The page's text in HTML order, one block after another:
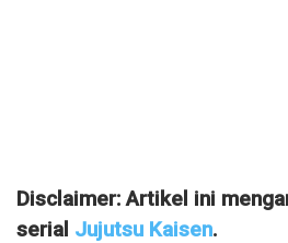
Disclaimer: Artikel ini
serial Jujutsu Kaisen.